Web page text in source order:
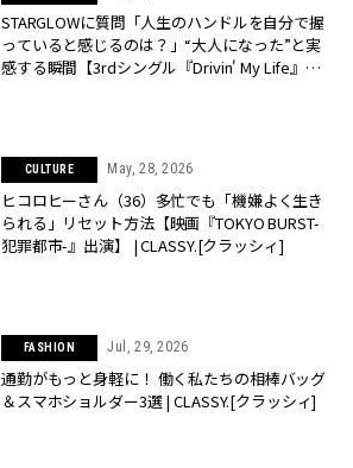
STARGLOWに質問「人生のハンドルを自分で握
っていると感じるのは？」“大️人になった”と実
感する瞬間【3rdシングル『Drivin' My Life』発
CULTURE May, 28, 2026
ヒコロヒーさん（36）多忙でも「機嫌よく生き
られる」リセット方法【映画『TOKYO BURST-
犯罪都市-』出演】 | CLASSY.[クラッシィ]
FASHION Jul, 29, 2026
通勤がもっと身軽に！ 働く私たちの相棒バッグ
＆スマホショルダー3選 | CLASSY.[クラッシィ]